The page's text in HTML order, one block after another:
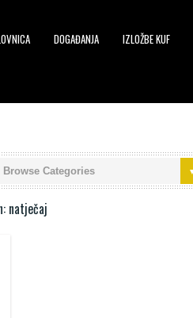
DOGAĐANJA IZLOŽBE KUF
natječaj